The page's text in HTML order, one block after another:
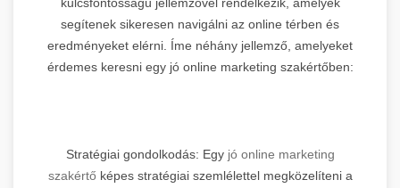
segítenek sikeresen navigálni az online térben és
eredményeket elérni. Íme néhány jellemző, amelyeket
érdemes keresni egy jó online marketing szakértőben:
Stratégiai gondolkodás: Egy jó online marketing
szakértőképes stratégiai szemlélettel megközelíteni a